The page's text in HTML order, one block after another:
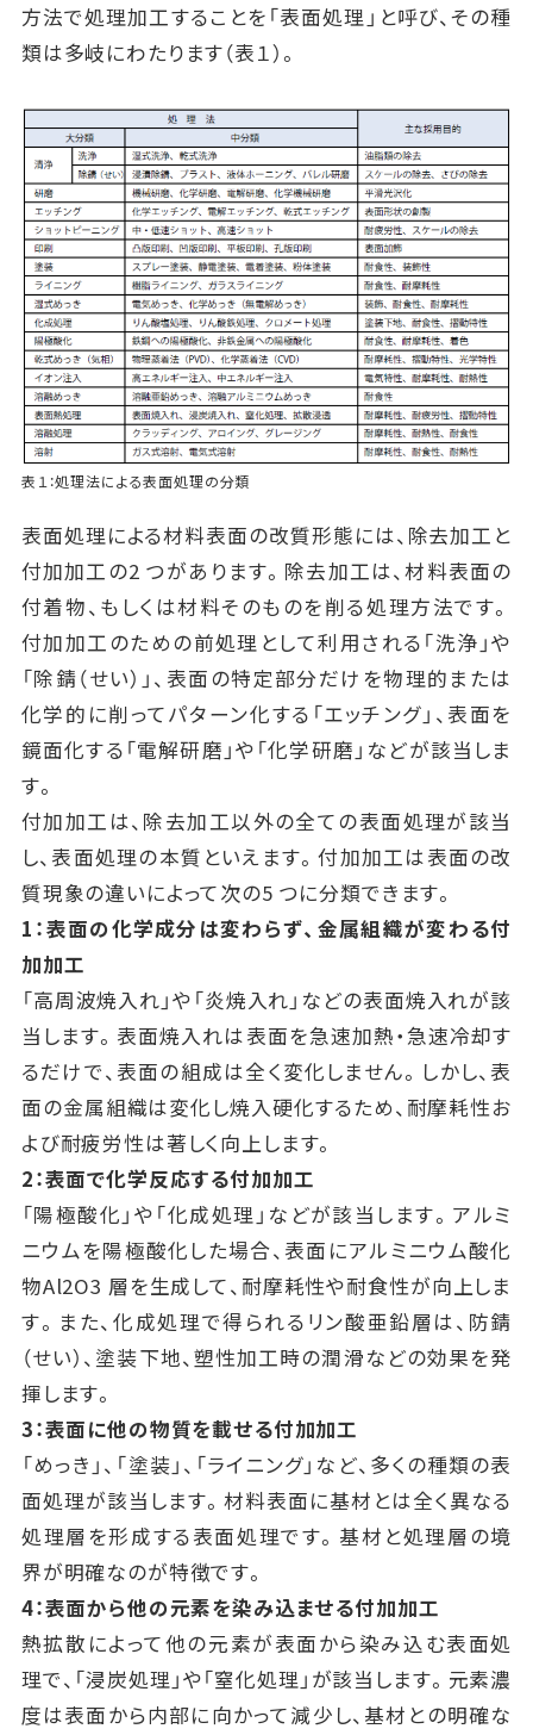
方法で処理加工することを「表面処理」と呼び、その種
類は多岐にわたります（表１）。
表１：処理法による表面処理の分類
表面処理による材料表面の改質形態には、除去加工と
付加加工の2 つがあります。除去加工は、材料表面の
付着物、もしくは材料そのものを削る処理方法です。
付加加工のための前処理として利用される「洗浄」や
「除錆（せい）」、表面の特定部分だけを物理的または
化学的に削ってパターン化する「エッチング」、表面を
鏡面化する「電解研磨」や「化学研磨」などが該当しま
す。
付加加工は、除去加工以外の全ての表面処理が該当
し、表面処理の本質といえます。付加加工は表面の改
質現象の違いによって次の5 つに分類できます。
1：表面の化学成分は変わらず、金属組織が変わる付
加加工
「高周波焼入れ」や「炎焼入れ」などの表面焼入れが該
当します。表面焼入れは表面を急速加熱・急速冷却す
るだけで、表面の組成は全く変化しません。しかし、表
面の金属組織は変化し焼入硬化するため、耐摩耗性お
よび耐疲労性は著しく向上します。
2：表面で化学反応する付加加工
「陽極酸化」や「化成処理」などが該当します。アルミ
ニウムを陽極酸化した場合、表面にアルミニウム酸化
物Al2O3 層を生成して、耐摩耗性や耐食性が向上しま
す。また、化成処理で得られるリン酸亜鉛層は、防錆
（せい）、塗装下地、塑性加工時の潤滑などの効果を発
揮します。
3：表面に他の物質を載せる付加加工
「めっき」、「塗装」、「ライニング」など、多くの種類の表
面処理が該当します。材料表面に基材とは全く異なる
処理層を形成する表面処理です。基材と処理層の境
界が明確なのが特徴です。
4：表面から他の元素を染み込ませる付加加工
熱拡散によって他の元素が表面から染み込む表面処
理で、「浸炭処理」や「窒化処理」が該当します。元素濃
度は表面から内部に向かって減少し、基材との明確な